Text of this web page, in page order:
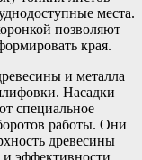
места.
позволяют
края.
и металла
Насадки
специальное
работы. Они
древесины
и эффективности.